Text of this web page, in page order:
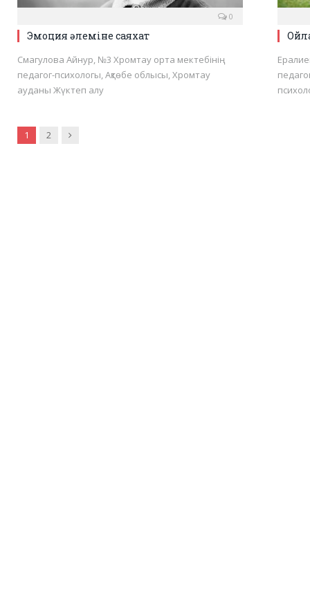
0
Эмоция әлеміне саяхат
Смагулова Айнур, №3 Хромтау орта мектебінің
педагог-психологы, Ақтөбе облысы, Хромтау
ауданы Жүктеп алу
1 2 Next